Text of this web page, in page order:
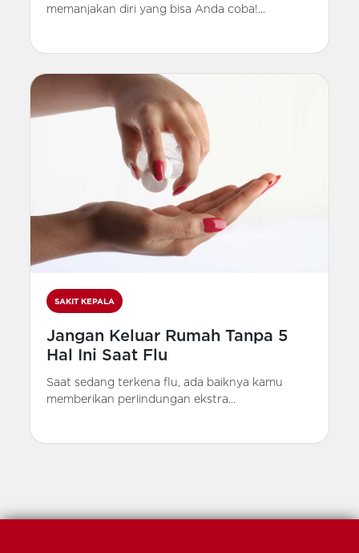
memanjakan diri yang bisa Anda coba!...
SAKIT KEPALA
Jangan Keluar Rumah Tanpa 5
Hal Ini Saat Flu
Saat sedang terkena flu, ada baiknya kamu
memberikan perlindungan ekstra...